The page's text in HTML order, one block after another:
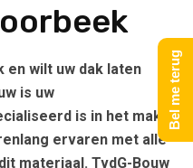
en wilt uw dak laten
is uw
is in het maken
ervaren met alle
materiaal. TvdG-Bouw
Bel me terug